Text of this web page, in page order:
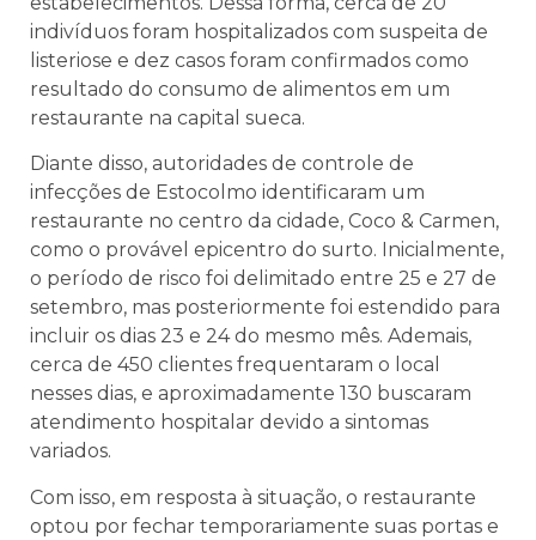
indivíduos foram hospitalizados com suspeita de
listeriose e dez casos foram confirmados como
resultado do consumo de alimentos em um
restaurante na capital sueca.
Diante disso, autoridades de controle de
infecções de Estocolmo identificaram um
restaurante no centro da cidade, Coco & Carmen,
como o provável epicentro do surto. Inicialmente,
o período de risco foi delimitado entre 25 e 27 de
setembro, mas posteriormente foi estendido para
incluir os dias 23 e 24 do mesmo mês. Ademais,
cerca de 450 clientes frequentaram o local
nesses dias, e aproximadamente 130 buscaram
atendimento hospitalar devido a sintomas
variados.
Com isso, em resposta à situação, o restaurante
optou por fechar temporariamente suas portas e